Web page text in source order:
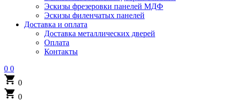
Эскизы фрезеровки панелей МДФ
Эскизы филенчатых панелей
Доставка и оплата
Доставка металлических дверей
Оплата
Контакты
0 0
shopping_cart 0
shopping_cart 0